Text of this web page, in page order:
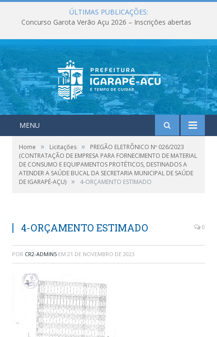
ÚLTIMAS PUBLICAÇÕES:
Concurso Garota Verão Açu 2026 – Inscrições abertas
MENU
Home » Licitações »
PREGÃO ELETRÔNICO Nº 026/2023
(CONTRATAÇÃO DE EMPRESA PARA FORNECIMENTO DE MATERIAL
DE CONSUMO E EQUIPAMENTOS PROTÉTICOS, DESTINADOS A
ATENDER A SAÚDE BUCAL DA SECRETARIA MUNICIPAL DE SAÚDE
DE IGARAPÉ-AÇU) » 4-ORÇAMENTO ESTIMADO
4-ORÇAMENTO ESTIMADO 0
POR CR2-ADMIN5 EM 21 DE NOVEMBRO DE 2023